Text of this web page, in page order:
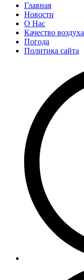
Главная
Новости
О Нас
Качество воздуха
Погода
Политика сайта